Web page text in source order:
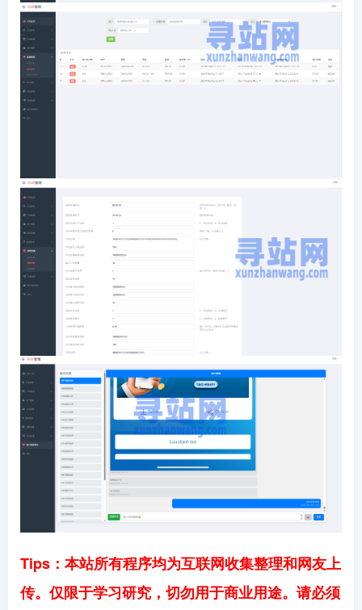
Tips：本站所有程序均为互联网收集整理和网友上
传。仅限于学习研究，切勿用于商业用途。请必须